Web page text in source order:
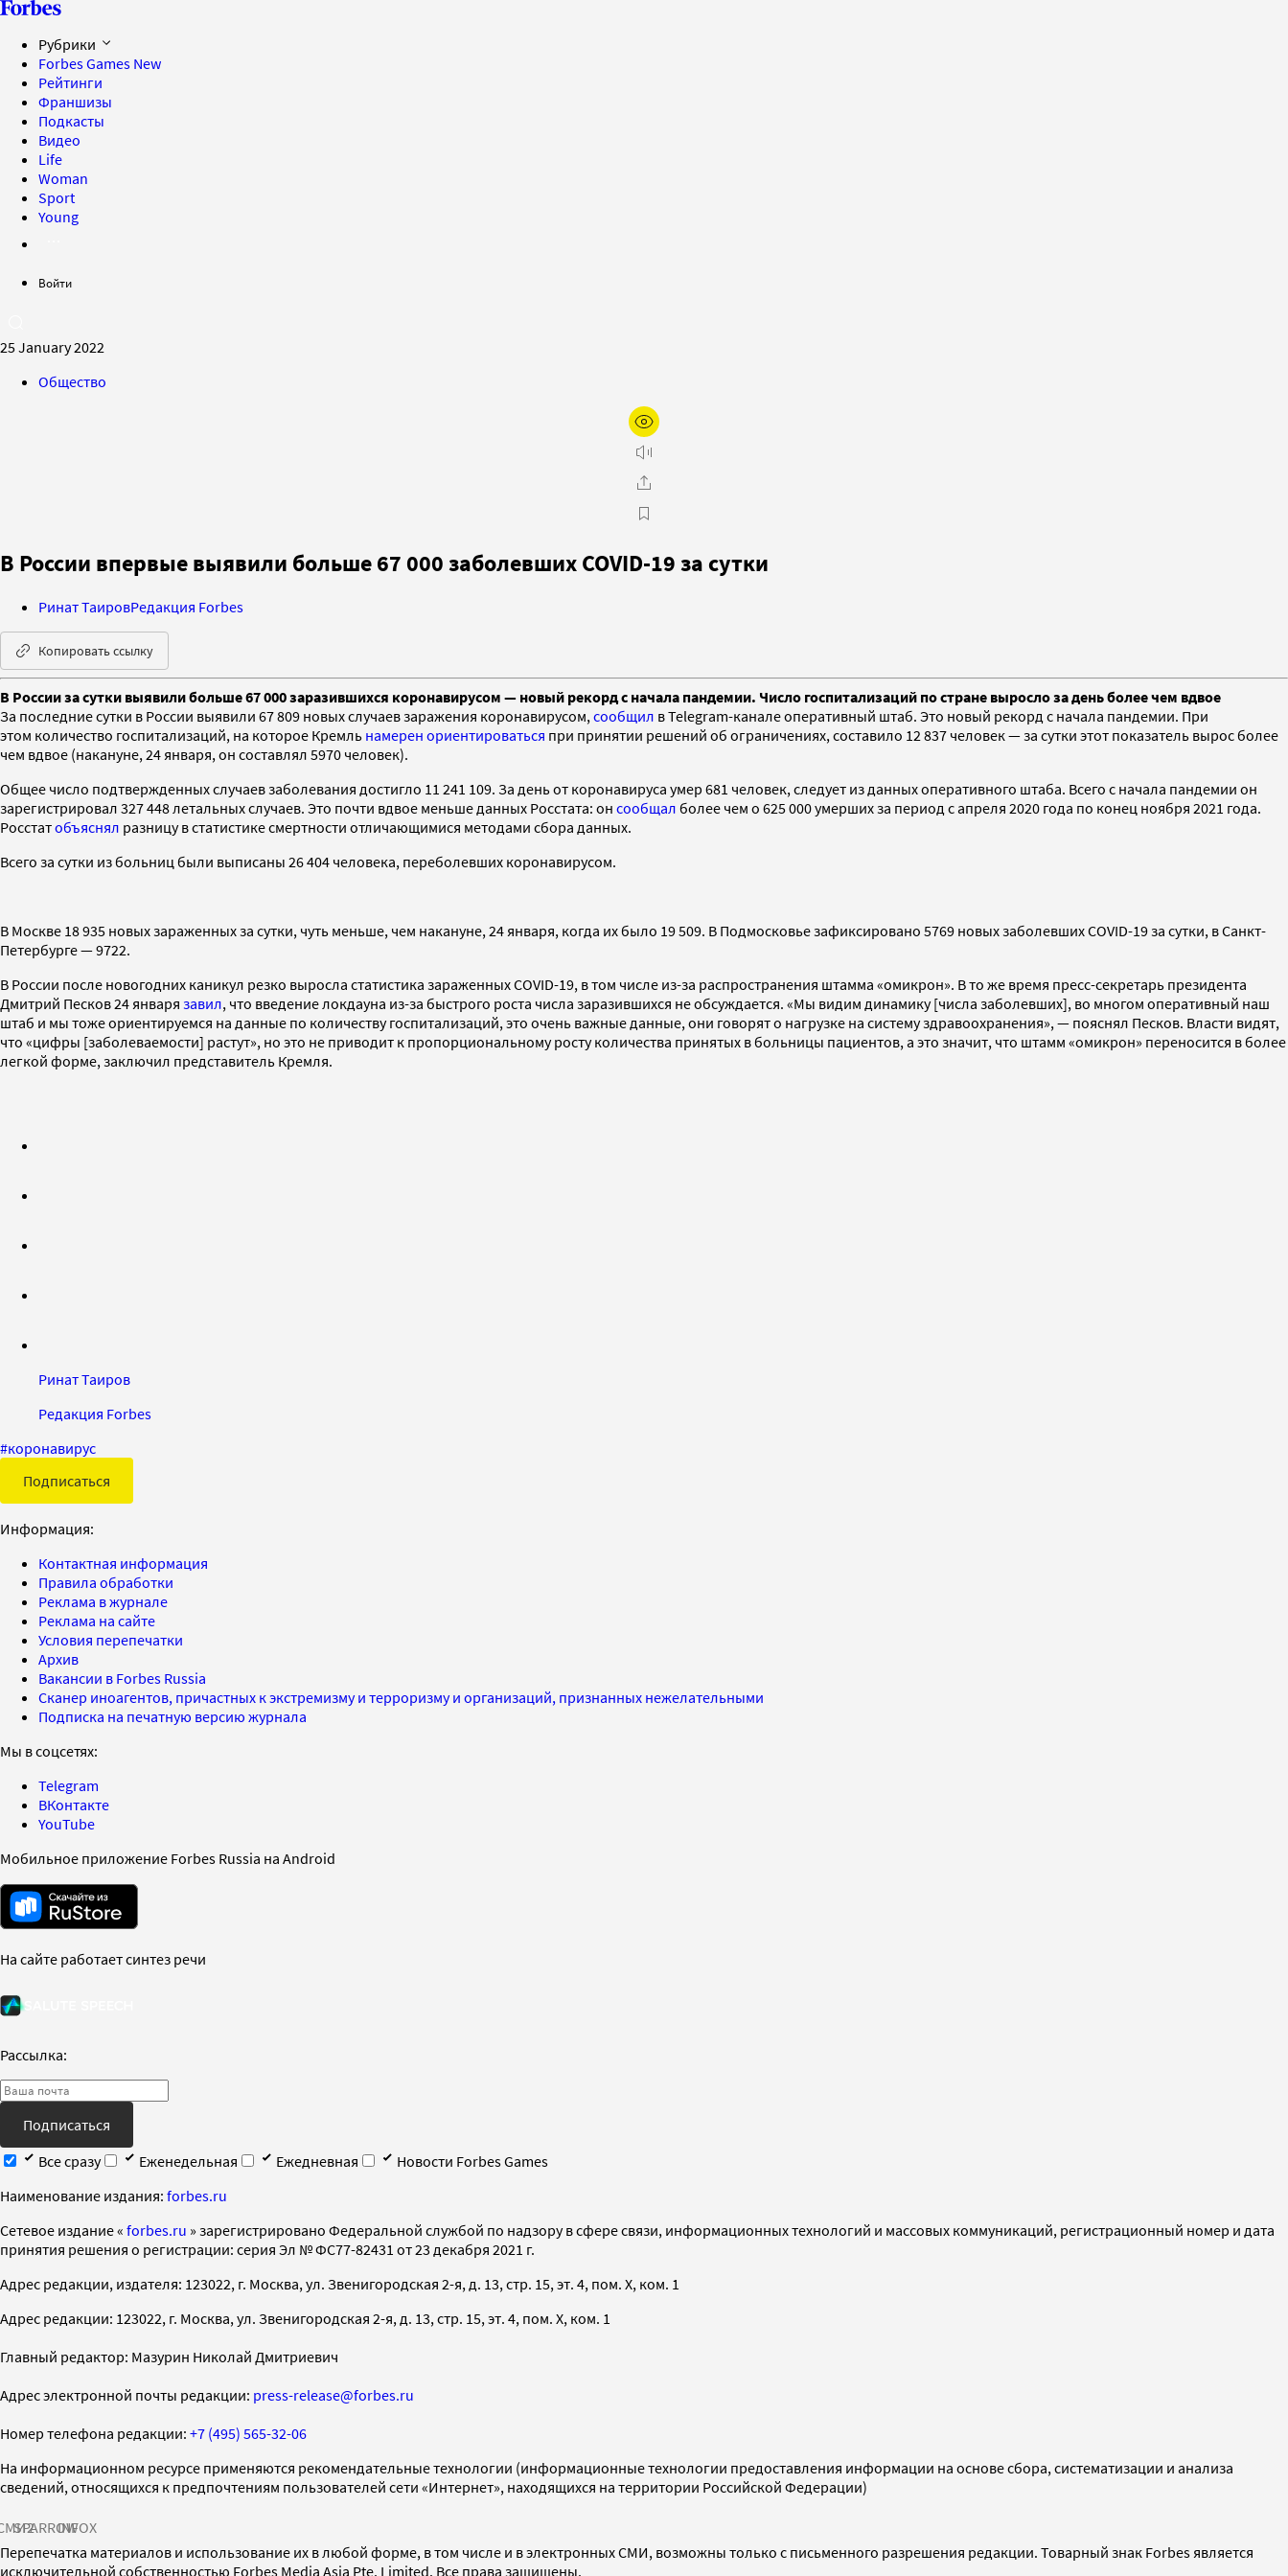
Рубрики
Forbes Games New
Рейтинги
Франшизы
Подкасты
Видео
Life
Woman
Sport
Young
Войти
25 January 2022
Общество
В России впервые выявили больше 67 000 заболевших COVID-19 за сутки
Ринат ТаировРедакция Forbes
Копировать ссылку
В России за сутки выявили больше 67 000 заразившихся коронавирусом — новый рекорд с начала пандемии. Число госпитализаций по стране выросло за день более чем вдвое
За последние сутки в России выявили 67 809 новых случаев заражения коронавирусом, сообщил в Telegram-канале оперативный штаб. Это новый рекорд с начала пандемии. При
этом количество госпитализаций, на которое Кремль намерен ориентироваться при принятии решений об ограничениях, составило 12 837 человек — за сутки этот показатель вырос более
чем вдвое (накануне, 24 января, он составлял 5970 человек).
Общее число подтвержденных случаев заболевания достигло 11 241 109. За день от коронавируса умер 681 человек, следует из данных оперативного штаба. Всего с начала пандемии он
зарегистрировал 327 448 летальных случаев. Это почти вдвое меньше данных Росстата: он сообщал более чем о 625 000 умерших за период с апреля 2020 года по конец ноября 2021 года.
Росстатобъяснял разницу в статистике смертности отличающимися методами сбора данных.
Всего за сутки из больниц были выписаны 26 404 человека, переболевших коронавирусом.
В Москве 18 935 новых зараженных за сутки, чуть меньше, чем накануне, 24 января, когда их было 19 509. В Подмосковье зафиксировано 5769 новых заболевших COVID-19 за сутки, в Санкт-
Петербурге — 9722.
В России после новогодних каникул резко выросла статистика зараженных COVID-19, в том числе из-за распространения штамма «омикрон». В то же время пресс-секретарь президента
Дмитрий Песков 24 января завил, что введение локдауна из-за быстрого роста числа заразившихся не обсуждается. «Мы видим динамику [числа заболевших], во многом оперативный наш
штаб и мы тоже ориентируемся на данные по количеству госпитализаций, это очень важные данные, они говорят о нагрузке на систему здравоохранения», — пояснял Песков. Власти видят,
что «цифры [заболеваемости] растут», но это не приводит к пропорциональному росту количества принятых в больницы пациентов, а это значит, что штамм «омикрон» переносится в более
легкой форме, заключил представитель Кремля.
Ринат Таиров
Редакция Forbes
#коронавирус
Подписаться
Информация:
Контактная информация
Правила обработки
Реклама в журнале
Реклама на сайте
Условия перепечатки
Архив
Вакансии в Forbes Russia
Сканер иноагентов, причастных к экстремизму и терроризму и организаций, признанных нежелательными
Подписка на печатную версию журнала
Мы в соцсетях:
Telegram
ВКонтакте
YouTube
Мобильное приложение Forbes Russia на Android
На сайте работает синтез речи
Рассылка:
Подписаться
Все сразу
Еженедельная Ежедневная
Новости Forbes Games
Наименование издания: forbes.ru
Cетевое издание « forbes.ru » зарегистрировано Федеральной службой по надзору в сфере связи, информационных технологий и массовых коммуникаций, регистрационный номер и дата
принятия решения о регистрации: серия Эл № ФС77-82431 от 23 декабря 2021 г.
Адрес редакции, издателя: 123022, г. Москва, ул. Звенигородская 2-я, д. 13, стр. 15, эт. 4, пом. X, ком. 1
Адрес редакции: 123022, г. Москва, ул. Звенигородская 2-я, д. 13, стр. 15, эт. 4, пом. X, ком. 1
Главный редактор: Мазурин Николай Дмитриевич
Адрес электронной почты редакции: press-release@forbes.ru
Номер телефона редакции: +7 (495) 565-32-06
На информационном ресурсе применяются рекомендательные технологии (информационные технологии предоставления информации на основе сбора, систематизации и анализа
сведений, относящихся к предпочтениям пользователей сети «Интернет», находящихся на территории Российской Федерации)
SPARROWINFOX
Перепечатка материалов и использование их в любой форме, в том числе и в электронных СМИ, возможны только с письменного разрешения редакции. Товарный знак Forbes является
исключительной собственностью Forbes Media Asia Pte. Limited. Все права защищены.